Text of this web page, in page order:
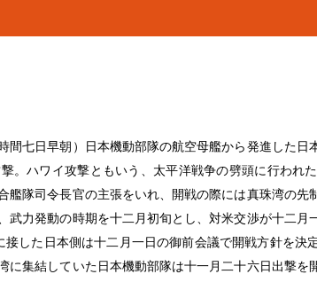
間七日早朝）日本機動部隊の航空母艦から発進した
。ハワイ攻撃ともいう、太平洋戦争の劈頭に行われ
艦隊司令長官の主張をいれ、開戦の際には真珠湾の
武力発動の時期を十二月初旬とし、対米交渉が十二
した日本側は十二月一日の御前会議で開戦方針を決
に集結していた日本機動部隊は十一月二十六日出撃